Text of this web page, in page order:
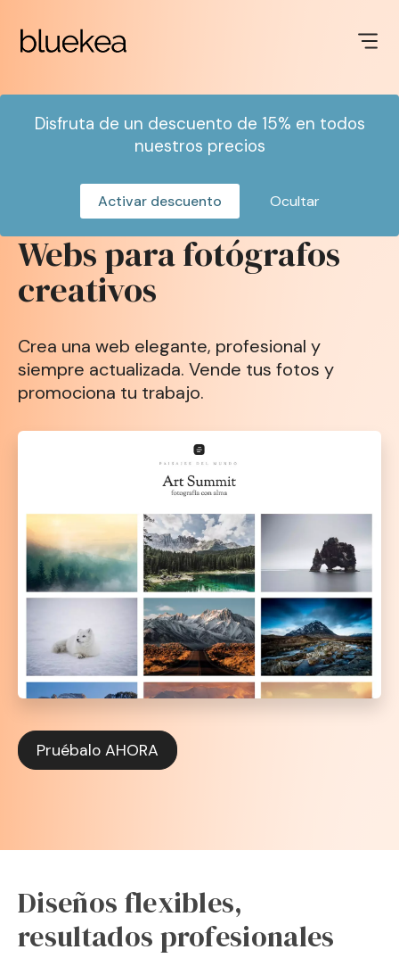
Disfruta de un descuento de 15% en todos
nuestros precios
Activar descuento Ocultar
Webs para fotógrafos
creativos
Crea una web elegante, profesional y
siempre actualizada. Vende tus fotos y
promociona tu trabajo.
Pruébalo AHORA
Diseños flexibles,
resultados profesionales